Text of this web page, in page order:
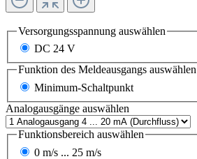
Versorgungsspannung auswählen
DC 24 V
Funktion des Meldeausgangs auswählen
Minimum-Schaltpunkt
Analogausgänge auswählen
Funktionsbereich auswählen
0 m/s ... 25 m/s